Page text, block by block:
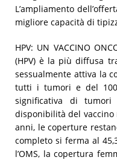
L’ampliamento
migliore capacità di
HPV: UN VACCINO
(HPV) è la più diffusa
sessualmente attiva la
tutti i tumori e del
significativa di
disponibilità del vaccino
anni, le coperture
completo si ferma al
l’OMS, la copertura